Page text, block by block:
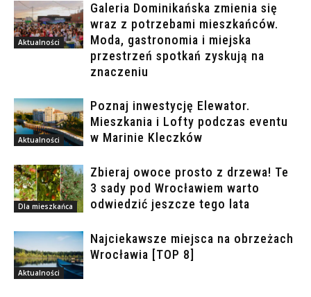
Aktualności
Galeria Dominikańska zmienia się
wraz z potrzebami mieszkańców.
Moda, gastronomia i miejska
przestrzeń spotkań zyskują na
znaczeniu
Aktualności
Poznaj inwestycję Elewator.
Mieszkania i Lofty podczas eventu
w Marinie Kleczków
Dla mieszkańca
Zbieraj owoce prosto z drzewa! Te
3 sady pod Wrocławiem warto
odwiedzić jeszcze tego lata
Aktualności
Najciekawsze miejsca na obrzeżach
Wrocławia [TOP 8]